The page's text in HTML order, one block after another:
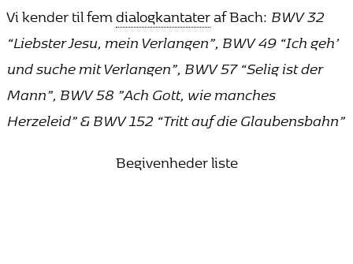
Vi kender til femdialogkantateraf Bach: BWV 32
“Liebster Jesu, mein Verlangen”, BWV 49 “Ich geh’
und suche mit Verlangen”, BWV 57 “Selig ist der
Mann”, BWV 58 ”Ach Gott, wie manches
Herzeleid” & BWV 152 “Tritt auf die Glaubensbahn”
Begivenheder liste